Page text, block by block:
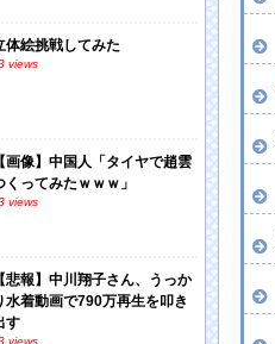
体絵挑戦してみた
views
【画像】中国人「タイヤで趙雲
くってみたｗｗｗ」
views
【悲報】中川翔子さん、うっか
水着動画で790万再生を叩き
す
views